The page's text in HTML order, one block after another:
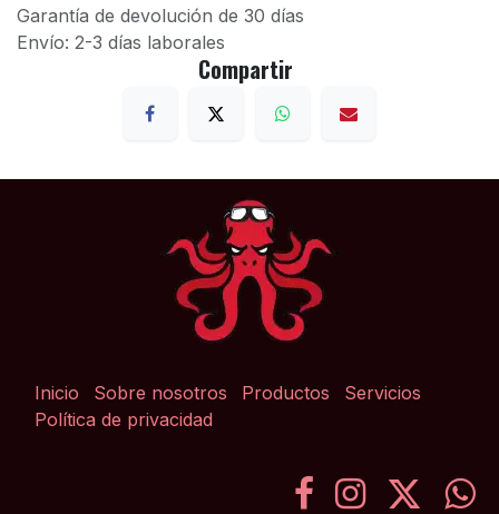
Garantía de devolución de 30 días
Envío: 2-3 días laborales
Compartir
Inicio Sobre nosotros Productos
Servicios
Política de privacidad